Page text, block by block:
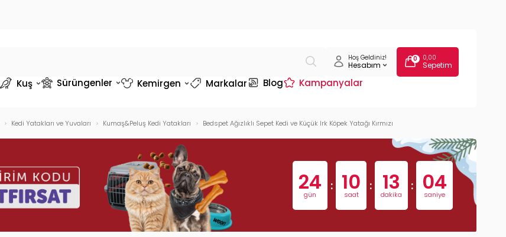
Hoş Geldiniz!
Hesabım
0 0,00
Sepetim
Kuş Sürüngenler Kemirgen Markalar Blog Kampanyalar
Kedi Yatakları ve Yuvaları Kumaş&Peluş Kedi Yatakları Bedspet Ağızlıklı Sepet Kedi ve Küçük Irk Köpek Yatağı Kırmızı
24
gün
: 10
saat
: 13
dakika
: 03
saniye